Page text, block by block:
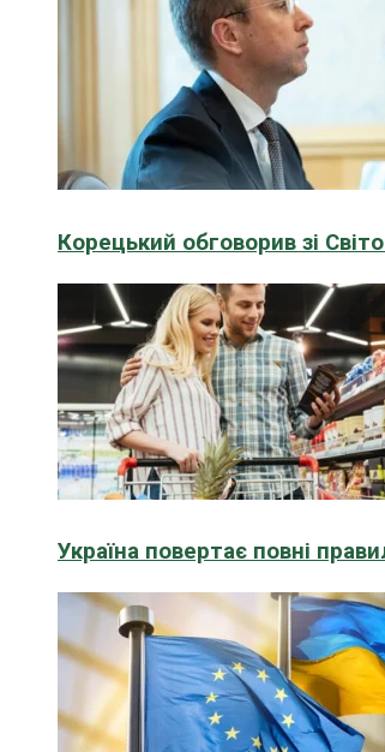
Корецький обговорив зі
Україна повертає повні